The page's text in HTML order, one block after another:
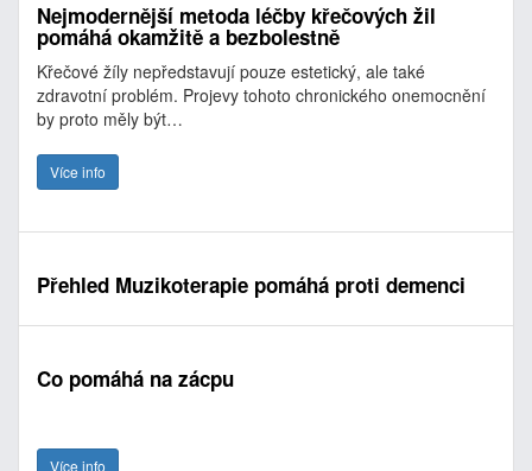
Nejmodernější metoda léčby křečových žil
pomáhá okamžitě a bezbolestně
Křečové žíly nepředstavují pouze estetický, ale také
zdravotní problém. Projevy tohoto chronického onemocnění
by proto měly být…
Více info
Přehled Muzikoterapie pomáhá proti demenci
Co pomáhá na zácpu
Více info